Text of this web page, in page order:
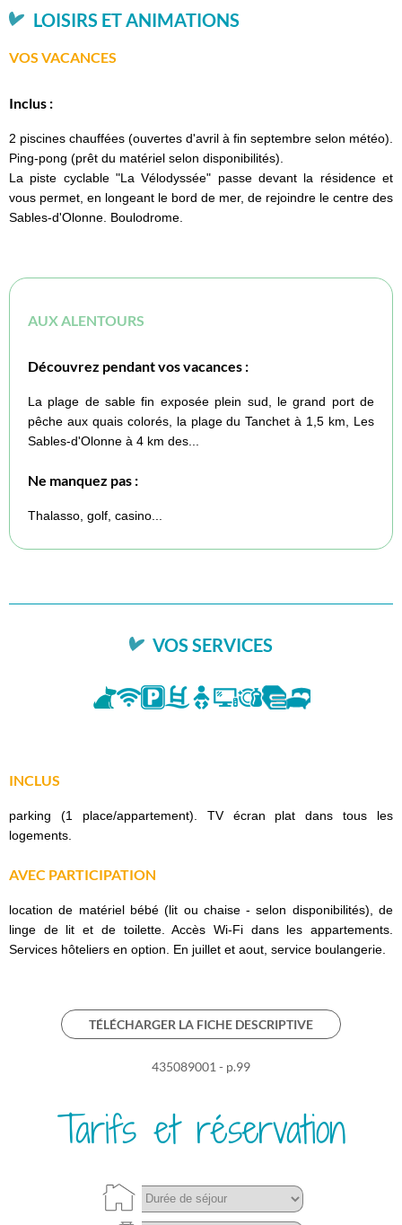
LOISIRS ET ANIMATIONS
VOS VACANCES
Inclus :
2 piscines chauffées (ouvertes d'avril à fin septembre selon météo).
Ping-pong (prêt du matériel selon disponibilités).
La piste cyclable "La Vélodyssée" passe devant la résidence et
vous permet, en longeant le bord de mer, de rejoindre le centre des
Sables-d'Olonne. Boulodrome.
AUX ALENTOURS
Découvrez pendant vos vacances :
La plage de sable fin exposée plein sud, le grand port de
pêche aux quais colorés, la plage du Tanchet à 1,5 km, Les
Sables-d'Olonne à 4 km des...
Ne manquez pas :
Thalasso, golf, casino...
VOS SERVICES
INCLUS
parking (1 place/appartement). TV écran plat dans tous les
logements.
AVEC PARTICIPATION
location de matériel bébé (lit ou chaise - selon disponibilités), de
linge de lit et de toilette. Accès Wi-Fi dans les appartements.
Services hôteliers en option. En juillet et aout, service boulangerie.
TÉLÉCHARGER LA FICHE DESCRIPTIVE
435089001 - p.99
Tarifs et réservation